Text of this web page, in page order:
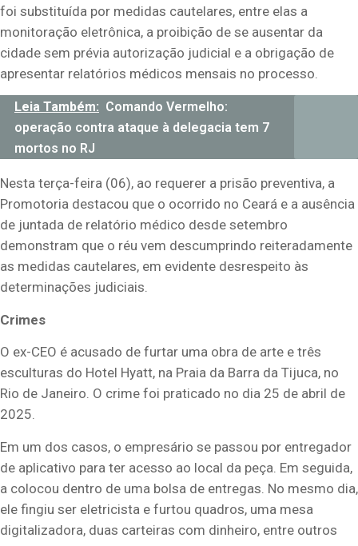
foi substituída por medidas cautelares, entre elas a
monitoração eletrônica, a proibição de se ausentar da
cidade sem prévia autorização judicial e a obrigação de
apresentar relatórios médicos mensais no processo.
Leia Também: Comando Vermelho:
operação contra ataque à delegacia tem 7
mortos no RJ
Nesta terça-feira (06), ao requerer a prisão preventiva, a
Promotoria destacou que o ocorrido no Ceará e a ausência
de juntada de relatório médico desde setembro
demonstram que o réu vem descumprindo reiteradamente
as medidas cautelares, em evidente desrespeito às
determinações judiciais.
Crimes
O ex-CEO é acusado de furtar uma obra de arte e três
esculturas do Hotel Hyatt, na Praia da Barra da Tijuca, no
Rio de Janeiro. O crime foi praticado no dia 25 de abril de
2025.
Em um dos casos, o empresário se passou por entregador
de aplicativo para ter acesso ao local da peça. Em seguida,
a colocou dentro de uma bolsa de entregas. No mesmo dia,
ele fingiu ser eletricista e furtou quadros, uma mesa
digitalizadora, duas carteiras com dinheiro, entre outros